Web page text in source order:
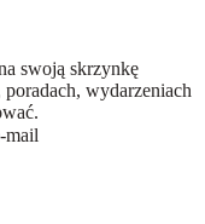
swoją skrzynkę
wydarzeniach
mail